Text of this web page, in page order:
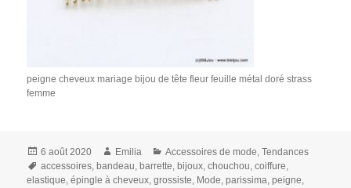
peigne cheveux mariage bijou de tête fleur feuille métal doré strass
femme
Publié
le
6 août 2020 Auteur
Emilia Catégories
Accessoires de mode,Tendances
Mots-
clés
accessoires, bandeau, barrette, bijoux,chouchou,coiffure,
elastique,épingle à cheveux,grossiste, Mode,parissima,peigne,